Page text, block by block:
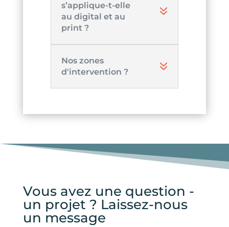
s’applique-t-elle
au digital et au
print ?
Nos zones
d'intervention ?
Vous avez une question -
un projet ? Laissez-nous
un message